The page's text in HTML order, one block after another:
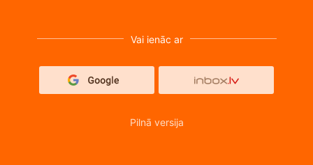
Vai ienāc ar
Pilnā versija